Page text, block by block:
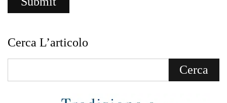
Cerca L’articolo